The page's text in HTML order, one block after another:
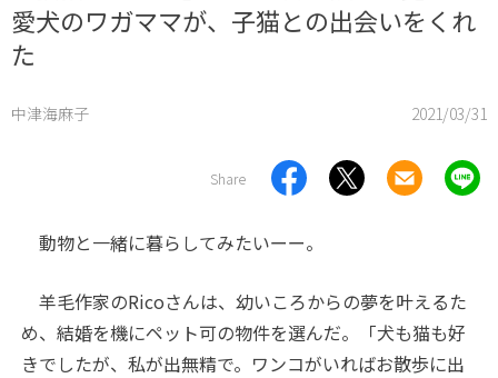
愛犬のワガママが、子猫との出会いをくれ
た
中津海麻子 2021/03/31
Share
動物と一緒に暮らしてみたいーー。
羊毛作家のRicoさんは、幼いころからの夢を叶えるた
め、結婚を機にペット可の物件を選んだ。「犬も猫も好
きでしたが、私が出無精で。ワンコがいればお散歩に出